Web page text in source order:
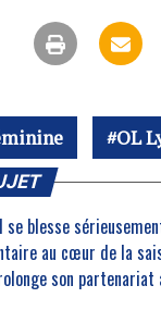
OL
se blesse
au cœur de la
son partenariat